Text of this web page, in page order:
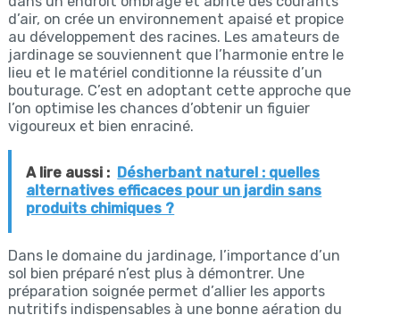
d’air, on crée un environnement apaisé et propice
au développement des racines. Les amateurs de
jardinage se souviennent que l’harmonie entre le
lieu et le matériel conditionne la réussite d’un
bouturage. C’est en adoptant cette approche que
l’on optimise les chances d’obtenir un figuier
vigoureux et bien enraciné.
A lire aussi : Désherbant naturel : quelles
alternatives efficaces pour un jardin sans
produits chimiques ?
Dans le domaine du jardinage, l’importance d’un
sol bien préparé n’est plus à démontrer. Une
préparation soignée permet d’allier les apports
nutritifs indispensables à une bonne aération du